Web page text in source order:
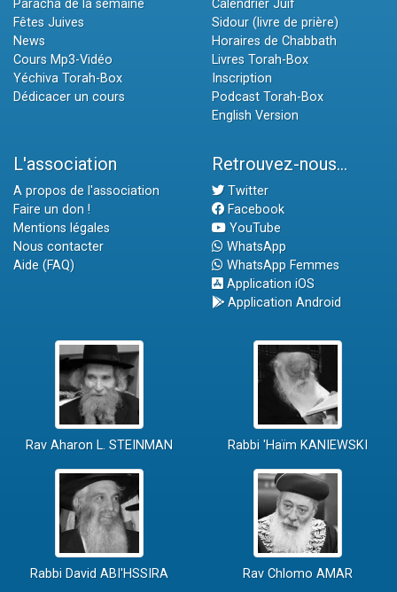
Paracha de la semaine
Fêtes Juives
News
Cours Mp3-Vidéo
Yéchiva Torah-Box
Dédicacer un cours
Calendrier Juif
Sidour (livre de prière)
Horaires de Chabbath
Livres Torah-Box
Inscription
Podcast Torah-Box
English Version
L'association
A propos de l'association
Faire un don !
Mentions légales
Nous contacter
Aide (FAQ)
Retrouvez-nous...
Twitter
Facebook
YouTube
WhatsApp
WhatsApp Femmes
Application iOS
Application Android
Rav Aharon L. STEINMAN Rabbi 'Haïm KANIEWSKI
Rabbi David ABI'HSSIRA Rav Chlomo AMAR